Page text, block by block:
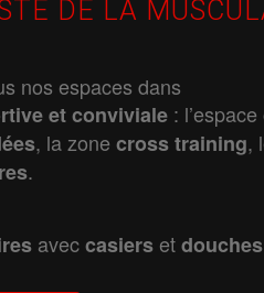
DE LA
nos espaces dans
etconviviale : l’espace
, la zone cross training,
.
aveccasiers etdouches